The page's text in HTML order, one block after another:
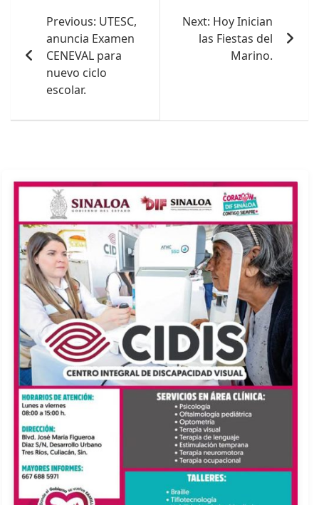
entradas
Previous: UTESC,
anuncia Examen
CENEVAL para
nuevo ciclo
escolar.
Next: Hoy Inician
las Fiestas del
Marino.